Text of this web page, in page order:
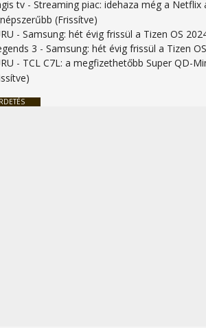
tv -Streaming piac: idehaza még a Netflix
(Frissítve)
-Samsung: hét évig frissül a Tizen OS
3 -Samsung: hét évig frissül a Tizen
- TCL C7L: a megfizethetőbb Super QD-